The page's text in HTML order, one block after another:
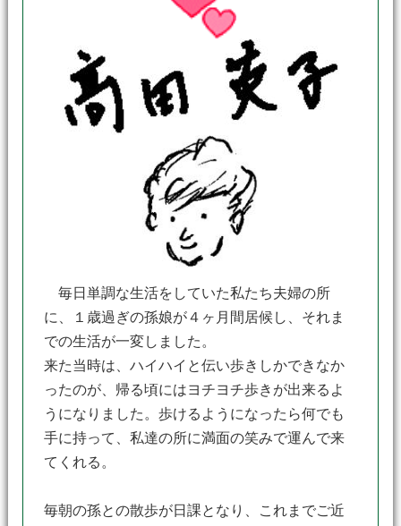
毎日単調な生活をしていた私たち夫婦の所
に、１歳過ぎの孫娘が４ヶ月間居候し、それま
での生活が一変しました。
来た当時は、ハイハイと伝い歩きしかできなか
ったのが、帰る頃にはヨチヨチ歩きが出来るよ
うになりました。歩けるようになったら何でも
手に持って、私達の所に満面の笑みで運んで来
てくれる。
毎朝の孫との散歩が日課となり、これまでご近